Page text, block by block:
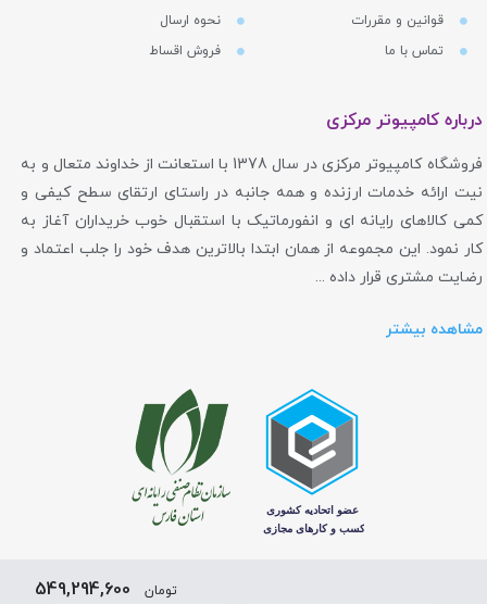
تومان
قوانین و مقررات
تماس با ما
نحوه ارسال
فروش اقساط
درباره کامپیوتر مرکزی
فروشگاه کامپیوتر مرکزی در سال 1378 با استعانت از خداوند متعال و به
نیت ارائه خدمات ارزنده و همه جانبه در راستای ارتقای سطح کیفی و
کمی کالاهای رایانه ای و انفورماتیک با استقبال خوب خریداران آغاز به
کار نمود. این مجموعه از همان ابتدا بالاترین هدف خود را جلب اعتماد و
رضایت مشتری قرار داده ...
مشاهده بیشتر